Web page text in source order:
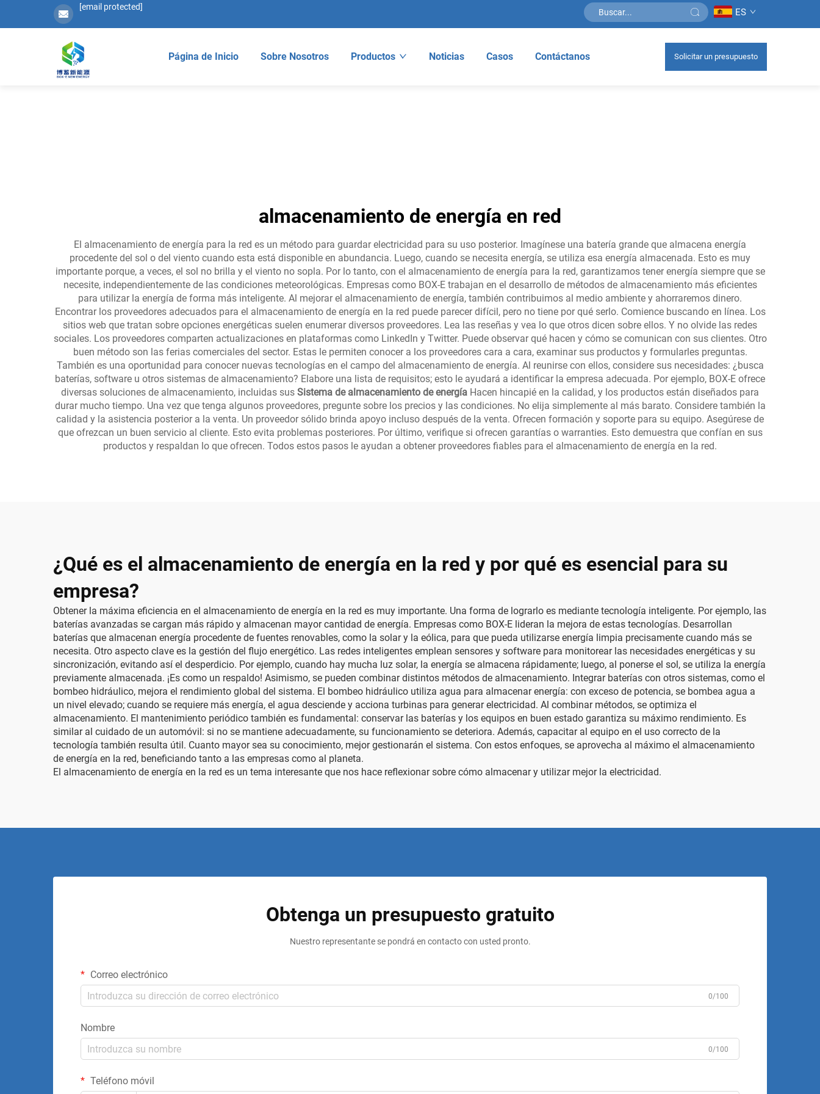
[email protected] ES
Página de Inicio Sobre Nosotros Productos Noticias Casos Contáctanos Solicitar un presupuesto
almacenamiento de energía en red
El almacenamiento de energía para la red es un método para guardar electricidad para su uso posterior. Imagínese una batería grande que almacena energía
procedente del sol o del viento cuando esta está disponible en abundancia. Luego, cuando se necesita energía, se utiliza esa energía almacenada. Esto es muy
importante porque, a veces, el sol no brilla y el viento no sopla. Por lo tanto, con el almacenamiento de energía para la red, garantizamos tener energía siempre que se
necesite, independientemente de las condiciones meteorológicas. Empresas como BOX-E trabajan en el desarrollo de métodos de almacenamiento más eficientes
para utilizar la energía de forma más inteligente. Al mejorar el almacenamiento de energía, también contribuimos al medio ambiente y ahorraremos dinero.
Encontrar los proveedores adecuados para el almacenamiento de energía en la red puede parecer difícil, pero no tiene por qué serlo. Comience buscando en línea. Los
sitios web que tratan sobre opciones energéticas suelen enumerar diversos proveedores. Lea las reseñas y vea lo que otros dicen sobre ellos. Y no olvide las redes
sociales. Los proveedores comparten actualizaciones en plataformas como LinkedIn y Twitter. Puede observar qué hacen y cómo se comunican con sus clientes. Otro
buen método son las ferias comerciales del sector. Estas le permiten conocer a los proveedores cara a cara, examinar sus productos y formularles preguntas.
También es una oportunidad para conocer nuevas tecnologías en el campo del almacenamiento de energía. Al reunirse con ellos, considere sus necesidades: ¿busca
baterías, software u otros sistemas de almacenamiento? Elabore una lista de requisitos; esto le ayudará a identificar la empresa adecuada. Por ejemplo, BOX-E ofrece
diversas soluciones de almacenamiento, incluidas sus Sistema de almacenamiento de energía Hacen hincapié en la calidad, y los productos están diseñados para
durar mucho tiempo. Una vez que tenga algunos proveedores, pregunte sobre los precios y las condiciones. No elija simplemente al más barato. Considere también la
calidad y la asistencia posterior a la venta. Un proveedor sólido brinda apoyo incluso después de la venta. Ofrecen formación y soporte para su equipo. Asegúrese de
que ofrezcan un buen servicio al cliente. Esto evita problemas posteriores. Por último, verifique si ofrecen garantías o warranties. Esto demuestra que confían en sus
productos y respaldan lo que ofrecen. Todos estos pasos le ayudan a obtener proveedores fiables para el almacenamiento de energía en la red.
¿Qué es el almacenamiento de energía en la red y por qué es esencial para su
empresa?
Obtener la máxima eficiencia en el almacenamiento de energía en la red es muy importante. Una forma de lograrlo es mediante tecnología inteligente. Por ejemplo, las
baterías avanzadas se cargan más rápido y almacenan mayor cantidad de energía. Empresas como BOX-E lideran la mejora de estas tecnologías. Desarrollan
baterías que almacenan energía procedente de fuentes renovables, como la solar y la eólica, para que pueda utilizarse energía limpia precisamente cuando más se
necesita. Otro aspecto clave es la gestión del flujo energético. Las redes inteligentes emplean sensores y software para monitorear las necesidades energéticas y su
sincronización, evitando así el desperdicio. Por ejemplo, cuando hay mucha luz solar, la energía se almacena rápidamente; luego, al ponerse el sol, se utiliza la energía
previamente almacenada. ¡Es como un respaldo! Asimismo, se pueden combinar distintos métodos de almacenamiento. Integrar baterías con otros sistemas, como el
bombeo hidráulico, mejora el rendimiento global del sistema. El bombeo hidráulico utiliza agua para almacenar energía: con exceso de potencia, se bombea agua a
un nivel elevado; cuando se requiere más energía, el agua desciende y acciona turbinas para generar electricidad. Al combinar métodos, se optimiza el
almacenamiento. El mantenimiento periódico también es fundamental: conservar las baterías y los equipos en buen estado garantiza su máximo rendimiento. Es
similar al cuidado de un automóvil: si no se mantiene adecuadamente, su funcionamiento se deteriora. Además, capacitar al equipo en el uso correcto de la
tecnología también resulta útil. Cuanto mayor sea su conocimiento, mejor gestionarán el sistema. Con estos enfoques, se aprovecha al máximo el almacenamiento
de energía en la red, beneficiando tanto a las empresas como al planeta.
El almacenamiento de energía en la red es un tema interesante que nos hace reflexionar sobre cómo almacenar y utilizar mejor la electricidad.
Obtenga un presupuesto gratuito
Nuestro representante se pondrá en contacto con usted pronto.
Correo electrónico
0/100
Nombre
0/100
Teléfono móvil